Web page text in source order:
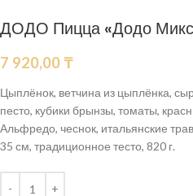
ДОДО Пицца «Додо
7 920,00 ₸
Цыплёнок, ветчина из цыплёнка,
песто, кубики брынзы, томаты,
Альфредо, чеснок, итальянские
35 см, традиционное тесто, 820 г.